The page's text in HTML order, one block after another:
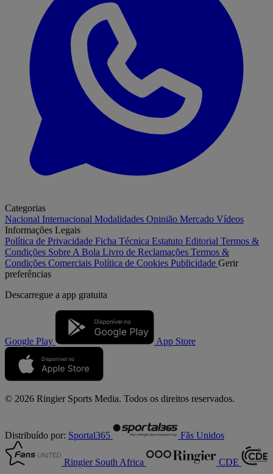
Categorias
Nacional Internacional Modalidades Opinião Mercado Vídeos
Informações Legais
Política de Privacidade Ficha Técnica Estatuto Editorial Termos &
Condições Sobre A Bola Livro de Reclamações Termos &
Condições Comerciais Política de Cookies Publicidade Gerir
preferências
Descarregue a app gratuita
Google Play App Store
© 2026 Ringier Sports Media. Todos os direitos reservados.
Distribuído por: Sportal365 Fãs Unidos
Ringier South Africa CDE